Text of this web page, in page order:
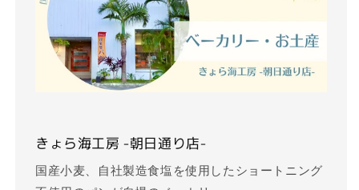
きょら海工房 -朝日通り店-
国産小麦、自社製造食塩を使用したショートニング